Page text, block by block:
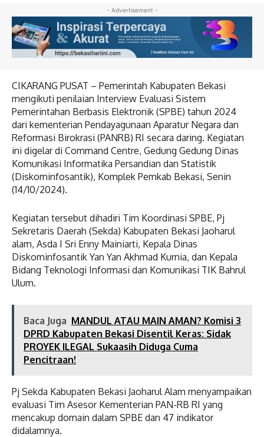
- Advertisement -
CIKARANG PUSAT – Pemerintah Kabupaten Bekasi
mengikuti penilaian Interview Evaluasi Sistem
Pemerintahan Berbasis Elektronik (SPBE) tahun 2024
dari kementerian Pendayagunaan Aparatur Negara dan
Reformasi Birokrasi (PANRB) RI secara daring. Kegiatan
ini digelar di Command Centre, Gedung Gedung Dinas
Komunikasi Informatika Persandian dan Statistik
(Diskominfosantik), Komplek Pemkab Bekasi, Senin
(14/10/2024).
Kegiatan tersebut dihadiri Tim Koordinasi SPBE, Pj
Sekretaris Daerah (Sekda) Kabupaten Bekasi Jaoharul
alam, Asda I Sri Enny Mainiarti, Kepala Dinas
Diskominfosantik Yan Yan Akhmad Kurnia, dan Kepala
Bidang Teknologi Informasi dan Komunikasi TIK Bahrul
Ulum.
Baca Juga MANDUL ATAU MAIN AMAN? Komisi 3
DPRD Kabupaten Bekasi Disentil Keras: Sidak
PROYEK ILEGAL Sukaasih Diduga Cuma
Pencitraan!
Pj Sekda Kabupaten Bekasi Jaoharul Alam menyampaikan
evaluasi Tim Asesor Kementerian PAN-RB RI yang
mencakup domain dalam SPBE dan 47 indikator
didalamnya.